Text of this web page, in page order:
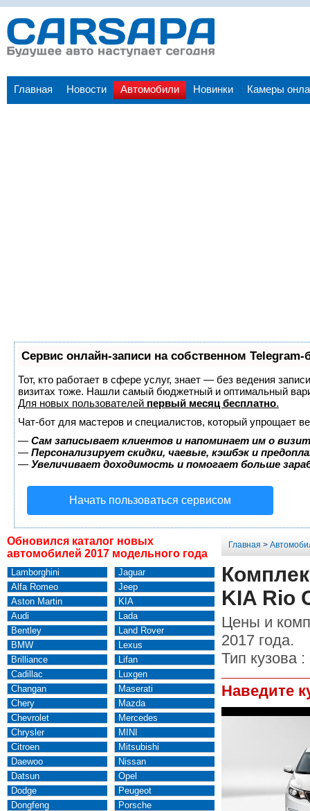
Главная Новости Автомобили Новинки Камеры
Сервис онлайн-записи на собственном Telegram-
Тот, кто работает в сфере услуг, знает — без ведения
визитах тоже. Нашли самый бюджетный и оптимальный
Для новых пользователей первый месяц бесплатно.
Чат-бот для мастеров и специалистов, который упрощает
— Сам записывает клиентов и напоминает им о
— Персонализирует скидки, чаевые, кэшбэк и
— Увеличивает доходимость и помогает больше
Начать пользоваться сервисом
Обновился каталог новых
автомобилей 2017 модельного года
Lamborghini
Alfa Romeo
Aston Martin
Audi
Bentley
BMW
Brilliance
Cadillac
Changan
Chery
Chevrolet
Chrysler
Citroen
Daewoo
Datsun
Dodge
Dongfeng
Jaguar
Jeep
KIA
Lada
Land Rover
Lexus
Lifan
Luxgen
Maserati
Mazda
Mercedes
MINI
Mitsubishi
Nissan
Opel
Peugeot
Porsche
Главная >
KIA Rio
Цены и
2017 года.
Тип кузова :
Наведите